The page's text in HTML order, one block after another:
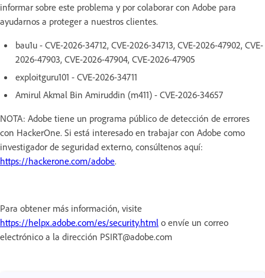
informar sobre este problema y por colaborar con Adobe para
ayudarnos a proteger a nuestros clientes.
bau1u - CVE-2026-34712, CVE-2026-34713, CVE-2026-47902, CVE-
2026-47903, CVE-2026-47904, CVE-2026-47905
exploitguru101 - CVE-2026-34711
Amirul Akmal Bin Amiruddin (m411) - CVE-2026-34657
NOTA: Adobe tiene un programa público de detección de errores
con HackerOne. Si está interesado en trabajar con Adobe como
investigador de seguridad externo, consúltenos aquí:
https://hackerone.com/adobe.
Para obtener más información, visite
https://helpx.adobe.com/es/security.html o envíe un correo
electrónico a la dirección PSIRT@adobe.com